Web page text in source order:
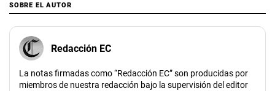
SOBRE EL AUTOR
Redacción EC
La notas firmadas como “Redacción EC” son producidas por
miembros de nuestra redacción bajo la supervisión del editor